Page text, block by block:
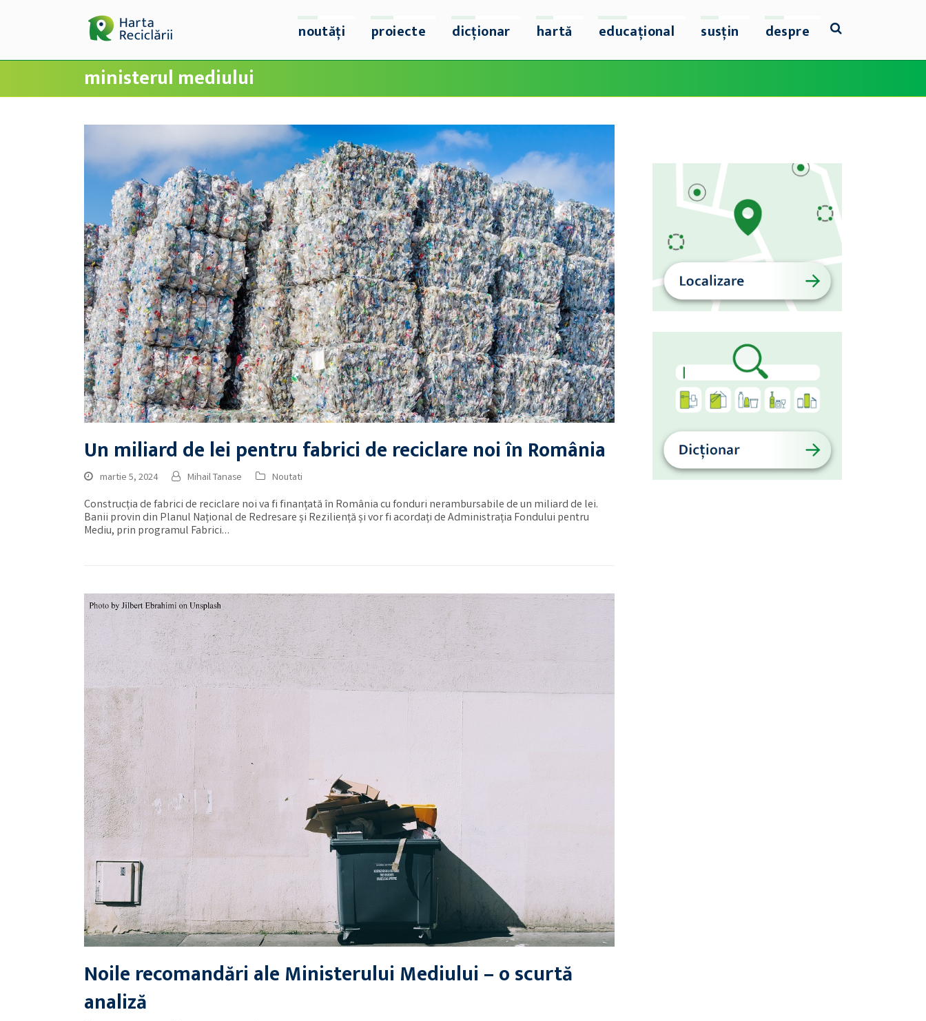
noutăți proiecte dicționar hartă educațional susțin despre
ministerul mediului
Un miliard de lei pentru fabrici de reciclare noi în România
martie 5, 2024 Mihail Tanase Noutati
Construcția de fabrici de reciclare noi va fi finanțată în România cu fonduri nerambursabile de un miliard de lei.
Banii provin din Planul Național de Redresare și Reziliență și vor fi acordați de Administrația Fondului pentru
Mediu, prin programul Fabrici…
Noile recomandări ale Ministerului Mediului – o scurtă
analiză